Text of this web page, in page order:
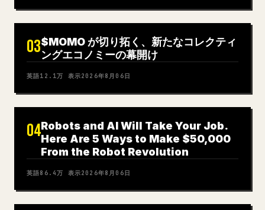
03$MOMO が切り拓く、新たなコレクティ
ングエコノミーの幕開け
英語12.1万 表示2026年8月06日
04Robots and AI Will Take Your Job.
Here Are 5 Ways to Make $50,000
From the Robot Revolution
英語86.4万 表示2026年8月06日